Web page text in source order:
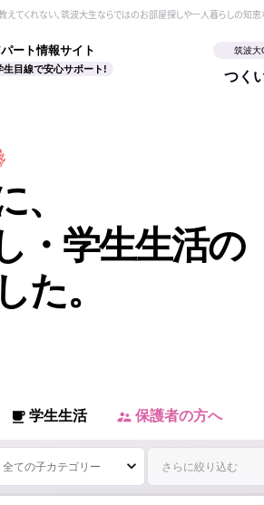
てくれない、筑波大生ならではのお部屋探しや一人暮らしの知恵
ート情報サイト
目線で安心サポート!
筑波大
つく
、
・学生生活の
た。
local_cafe 学生生活 supervisor_account 保護者の方へ